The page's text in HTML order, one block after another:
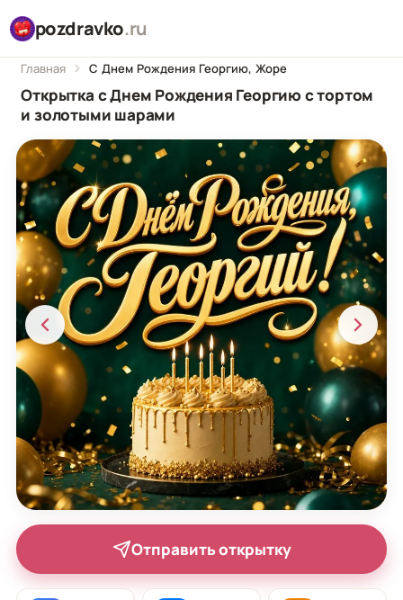
pozdravko.ru
Главная С Днем Рождения Георгию, Жоре
Открытка с Днем Рождения Георгию с тортом
и золотыми шарами
Отправить открытку